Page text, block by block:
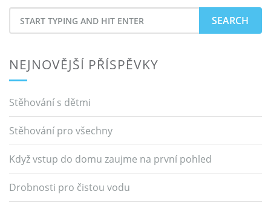
for
NEJNOVĚJŠÍ PŘÍSPĚVKY
Stěhování s dětmi
Stěhování pro všechny
Když vstup do domu zaujme na první pohled
Drobnosti pro čistou vodu